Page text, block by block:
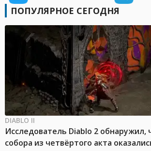
ПОПУЛЯРНОЕ СЕГОДНЯ
DIABLO II
Исследователь Diablo 2 обнаружил,
собора из четвёртого акта